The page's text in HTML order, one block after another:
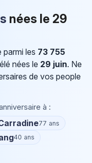
nées le 29
les 73 755
nées le 29 juin. Ne
de vos people
à :
77 ans
40 ans